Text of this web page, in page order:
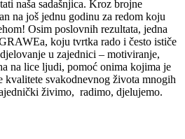
naša sadašnjica. Kroz brojne
na još jednu godinu za redom koju
Osim poslovnih rezultata, jedna
koju tvrtka rado i često ističe
u zajednici – motiviranje,
na lice ljudi, pomoć onima kojima je
kvalitete svakodnevnog života mnogih
živimo, radimo, djelujemo.